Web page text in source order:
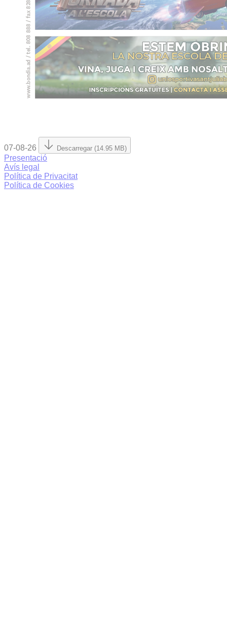
07-08-26 Descarregar (14.95 MB)
Presentació
Avís legal
Política de Privacitat
Política de Cookies